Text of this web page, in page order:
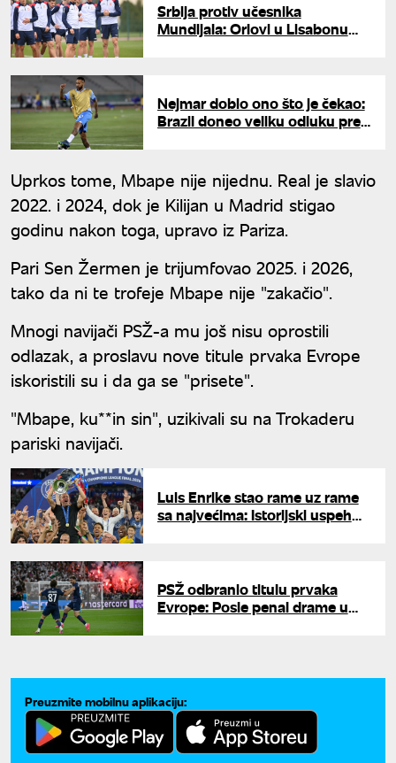
Srbija protiv učesnika
Mundijala: Orlovi u Lisabonu
Nejmar dobio ono što je čekao:
Brazil doneo veliku odluku pred
Uprkos tome, Mbape nije nijednu. Real je slavio
2022. i 2024, dok je Kilijan u Madrid stigao
godinu nakon toga, upravo iz Pariza.
Pari Sen Žermen je trijumfovao 2025. i 2026,
tako da ni te trofeje Mbape nije "zakačio".
Mnogi navijači PSŽ-a mu još nisu oprostili
odlazak, a proslavu nove titule prvaka Evrope
iskoristili su i da ga se "prisete".
"Mbape, ku**in sin", uzikivali su na Trokaderu
pariski navijači.
Luis Enrike stao rame uz rame
sa najvećima: Istorijski uspeh
PSŽ odbranio titulu prvaka
Evrope: Posle penal drame u
Preuzmite mobilnu aplikaciju: